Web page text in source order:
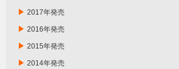
▶ 2017年発売
▶ 2016年発売
▶ 2015年発売
▶ 2014年発売